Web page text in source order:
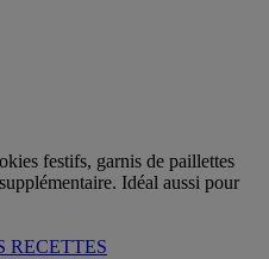
festifs, garnis de paillettes
Idéal aussi pour
RECETTES